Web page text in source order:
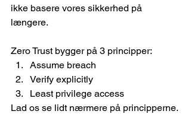
ikke basere vores sikkerhed på
længere.
Zero Trust bygger på 3 principper:
Assume breach
Verify explicitly
Least privilege access
Lad os se lidt nærmere på principperne.